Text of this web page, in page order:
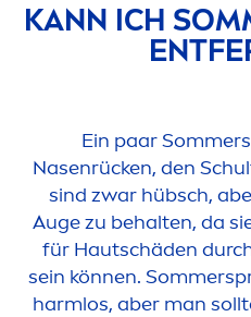
KANN ICH
Ein paar
Nasenrücken, den
sind zwar hübsch,
Auge zu behalten, da
für Hautschäden
sein können.
harmlos, aber man